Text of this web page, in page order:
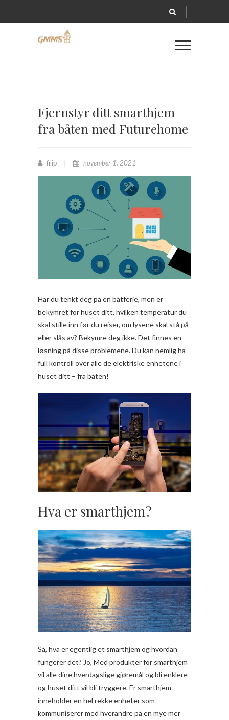
Fjernstyr ditt smarthjem
fra båten med Futurehome
filip november 1, 2021
Har du tenkt deg på en båtferie, men er
bekymret for huset ditt, hvilken temperatur du
skal stille inn før du reiser, om lysene skal stå på
eller slås av? Bekymre deg ikke. Det finnes en
løsning på disse problemene. Du kan nemlig ha
full kontroll over alle de elektriske enhetene i
huset ditt – fra båten!
Hva er smarthjem?
Så, hva er egentlig et smarthjem og hvordan
fungerer det? Jo, Med produkter for smarthjem
vil alle dine hverdagslige gjøremål og bli enklere
og huset ditt vil bli tryggere. Er smarthjem
inneholder en hel rekke enheter som
kommuniserer med hverandre på en mye mer